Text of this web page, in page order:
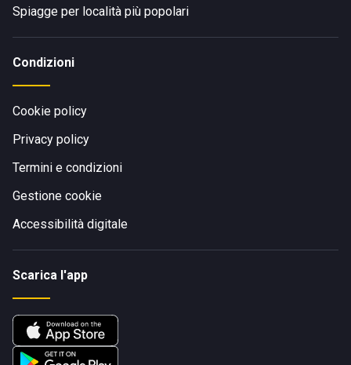
Spiagge per località più popolari
Condizioni
Cookie policy
Privacy policy
Termini e condizioni
Gestione cookie
Accessibilità digitale
Scarica l'app